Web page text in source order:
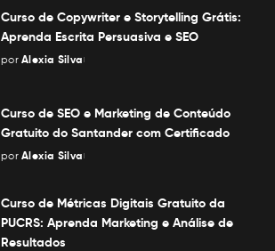
Curso de Copywriter e Storytelling Grátis:
Aprenda Escrita Persuasiva e SEO
Posted
por Alexia Silva
Curso de SEO e Marketing de Conteúdo
Gratuito do Santander com Certificado
Posted
por Alexia Silva
Curso de Métricas Digitais Gratuito da
PUCRS: Aprenda Marketing e Análise de
Resultados